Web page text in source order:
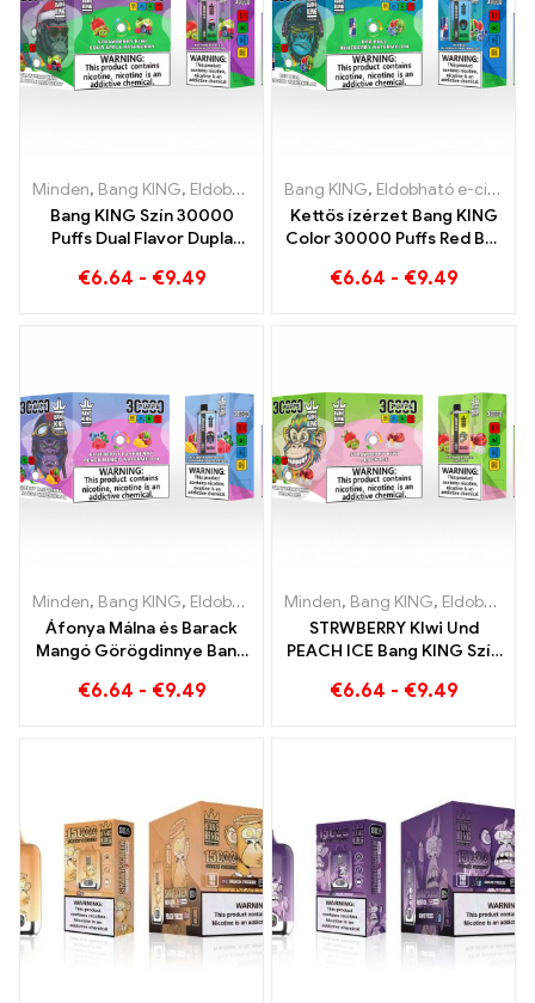
Minden, Bang KING, Eldobható e-cigaretta Litvánia ,Eldobható
Bang KING Szín 30000
Puffs Dual Flavor Dupla
savanyú almás málnával
€6.64 - €9.49
Bang KING, Eldobható e-cigaretta
Kettős ízérzet Bang KING
Color 30000 Puffs Red Bull
30000 Szívja az
€6.64 - €9.49
Minden, Bang KING, Eldobható e-cigaretta Litvánia ,Eldobható
Áfonya Málna és Barack
Mangó Görögdinnye Bang
Puffok ELdobható E-
€6.64 - €9.49
Minden, Bang KING, Eldobható e-cigaretta Litvánia
STRWBERRY KIwi Und
PEACH ICE Bang KING Szín
cigaretta – Kettős íz az
€6.64 - €9.49